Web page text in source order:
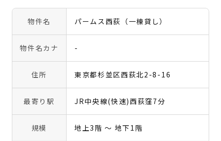
物件名 パームス西荻（一棟貸し）
物件名カナ -
住所 東京都杉並区西荻北2-8-16
最寄り駅 JR中央線(快速)西荻窪7分
規模 地上3階 〜 地下1階